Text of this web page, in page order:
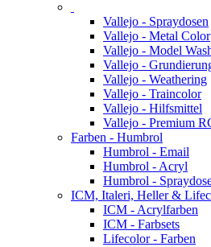
Vallejo - Spraydosen
Vallejo - Metal Color
Vallejo - Model
Vallejo -
Vallejo - Weathering
Vallejo - Traincolor
Vallejo - Hilfsmittel
Vallejo - Premium
Farben - Humbrol
Humbrol - Email
Humbrol - Acryl
Humbrol -
ICM, Italeri, Heller &
ICM - Acrylfarben
ICM - Farbsets
Lifecolor - Farben